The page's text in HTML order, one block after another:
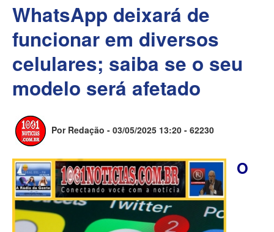
WhatsApp deixará de
funcionar em diversos
celulares; saiba se o seu
modelo será afetado
Por Redação - 03/05/2025 13:20 - 62230
O